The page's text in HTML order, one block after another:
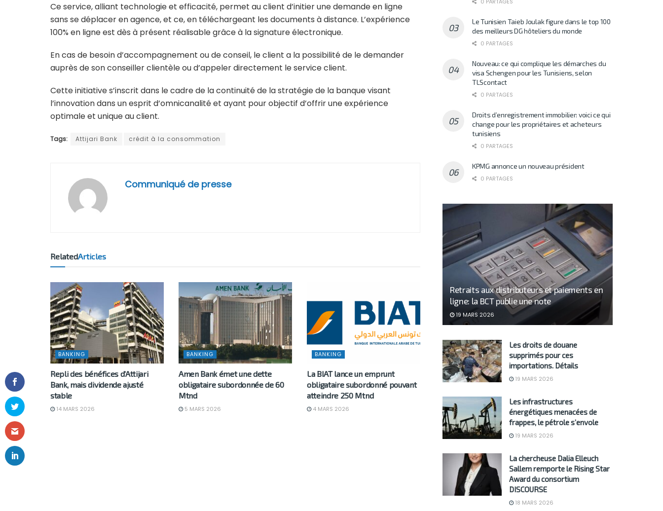
Ce service, alliant technologie et efficacité, permet au client d’initier une demande en ligne
sans se déplacer en agence, et ce, en téléchargeant les documents à distance. L’expérience
100% en ligne est dès à présent réalisable grâce à la signature électronique.
En cas de besoin d’accompagnement ou de conseil, le client a la possibilité de le demander
auprès de son conseiller clientèle ou d’appeler directement le service client.
Cette initiative s’inscrit dans le cadre de la continuité de la stratégie de la banque visant
l’innovation dans un esprit d’omnicanalité et ayant pour objectif d’offrir une expérience
optimale et unique au client.
Tags: Attijari Bank crédit à la consommation
Communiqué de presse
RelatedArticles
BANKING
Repli des bénéfices d’Attijari
Bank, mais dividende ajusté
stable
14 MARS 2026
BANKING
Amen Bank émet une dette
obligataire subordonnée de 60
Mtnd
5 MARS 2026
BANKING
La BIAT lance un emprunt
obligataire subordonné pouvant
atteindre 250 Mtnd
4 MARS 2026
Le Tunisien Taieb Joulak figure dans le top 100
des meilleurs DG hôteliers du monde
0 PARTAGES
Nouveau: ce qui complique les démarches du
visa Schengen pour les Tunisiens, selon
TLScontact
0 PARTAGES
Droits d’enregistrement immobilier: voici ce qui
change pour les propriétaires et acheteurs
tunisiens
0 PARTAGES
KPMG annonce un nouveau président
0 PARTAGES
Retraits aux distributeurs et paiements en
ligne: la BCT publie une note
19 MARS 2026
Les droits de douane
supprimés pour ces
importations. Détails
19 MARS 2026
Les infrastructures
énergétiques menacées de
frappes, le pétrole s’envole
19 MARS 2026
La chercheuse Dalia Elleuch
Sallem remporte le Rising Star
Award du consortium
DISCOURSE
18 MARS 2026